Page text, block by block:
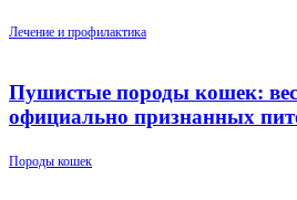
Лечение и профилактика
Пушистые породы кошек:
официально признанных
Породы кошек